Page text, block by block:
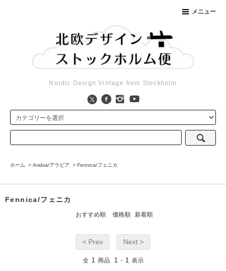
メニュー
Nordic Design Vintage from Stockholm
ホーム > Arabia/アラビア > Fennica/フェニカ
Fennica/フェニカ
おすすめ順 価格順 新着順
< Prev Next >
全 1 商品 1 - 1 表示